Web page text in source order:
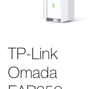
TP-Link
Omada